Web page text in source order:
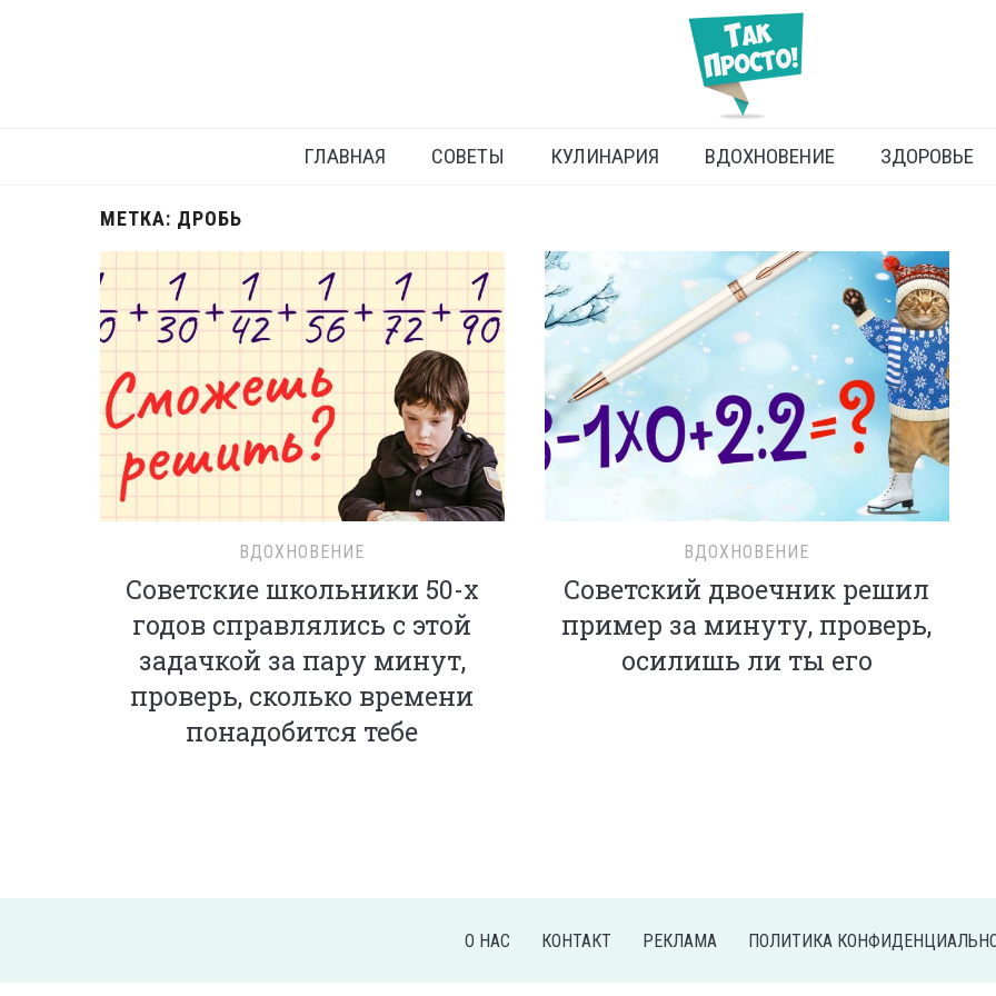
ГЛАВНАЯ СОВЕТЫ КУЛИНАРИЯ ВДОХНОВЕНИЕ ЗДОРОВЬЕ
МЕТКА: ДРОБЬ
ВДОХНОВЕНИЕ
Советские школьники 50-х
годов справлялись с этой
задачкой за пару минут,
проверь, сколько времени
понадобится тебе
ВДОХНОВЕНИЕ
Советский двоечник решил
пример за минуту, проверь,
осилишь ли ты его
О НАС КОНТАКТ РЕКЛАМА ПОЛИТИКА